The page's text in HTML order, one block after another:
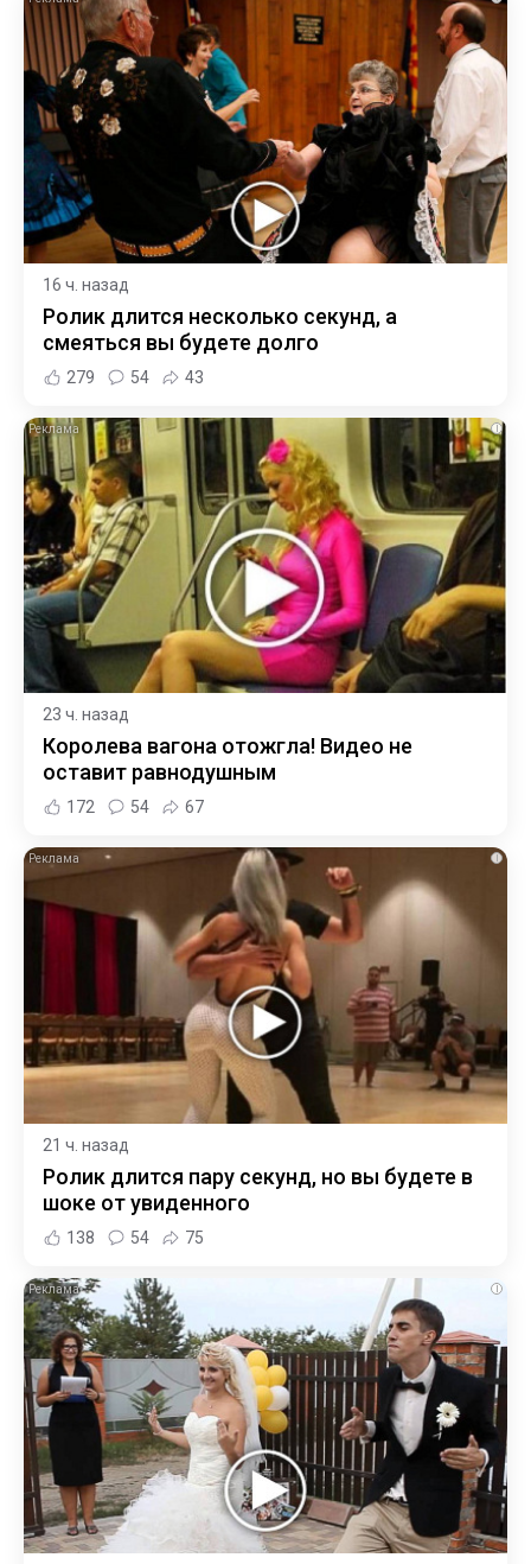
16 ч. назад
Ролик длится несколько секунд, а
смеяться вы будете долго
279 54 43
i
23 ч. назад
Королева вагона отожгла! Видео не
оставит равнодушным
172 54 67
i
21 ч. назад
Ролик длится пару секунд, но вы будете в
шоке от увиденного
138 54 75
i